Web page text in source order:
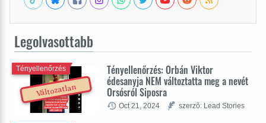
Legolvasottabb
Változatlan
Tényellenőrzés: Orbán Viktor
édesanyja NEM változtatta meg a nevét
Orsósról Siposra
Tényellenőrzés
Oct 21, 2024 szerzõ: Lead Stories